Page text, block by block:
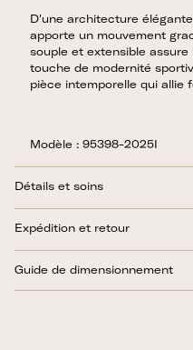
D'une architecture
apporte un mouvement
souple et extensible
touche de modernité
pièce intemporelle qui allie
Modèle : 95398-2025I
Détails et soins
Expédition et retour
Guide de dimensionnement